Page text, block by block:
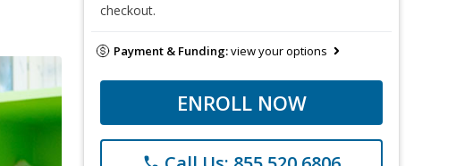
checkout.
Payment & Funding:view your options
ENROLL NOW
phone